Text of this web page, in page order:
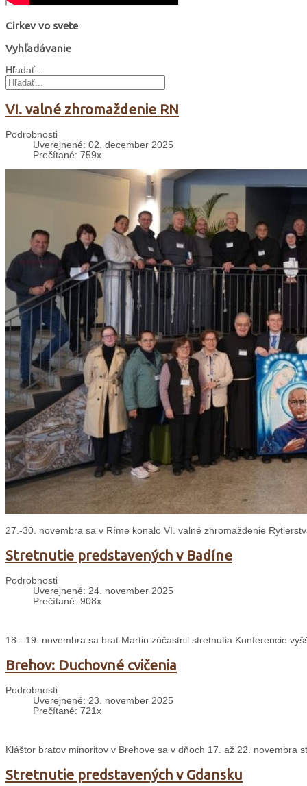
Cirkev vo svete
Vyhľadávanie
Hľadať...
VI. valné zhromaždenie RN
Podrobnosti
Uverejnené: 02. december 2025
Prečítané: 759x
27.-30. novembra sa v Ríme konalo VI. valné zhromaždenie
Stretnutie predstavených v Badíne
Podrobnosti
Uverejnené: 24. november 2025
Prečítané: 908x
18.- 19. novembra sa brat Martin zúčastnil stretnutia Konferencie
Brehov: Duchovné cvičenia
Podrobnosti
Uverejnené: 23. november 2025
Prečítané: 721x
Kláštor bratov minoritov v Brehove sa v dňoch 17. až 22. novembra
Stretnutie predstavených v Gdansku